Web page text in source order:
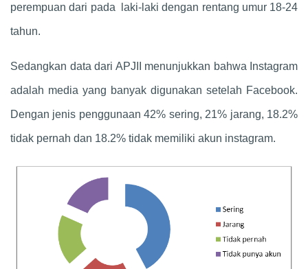
perempuan dari pada laki-laki dengan rentang umur 18-24
tahun.
Sedangkan data dari APJII menunjukkan bahwa Instagram
adalah media yang banyak digunakan setelah Facebook.
Dengan jenis penggunaan 42% sering, 21% jarang, 18.2%
tidak pernah dan 18.2% tidak memiliki akun instagram.